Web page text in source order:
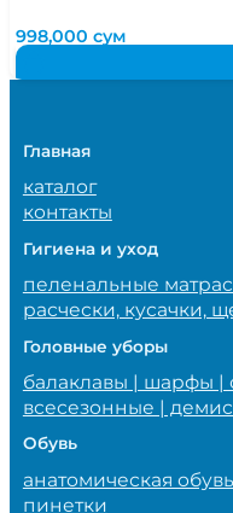
998,000сум
Главная
каталог
контакты
Гигиена и уход
пеленальные
расчески, кусачки,
Головные уборы
балаклавы | шарфы |
всесезонные |
Обувь
анатомическая обувь
пинетки